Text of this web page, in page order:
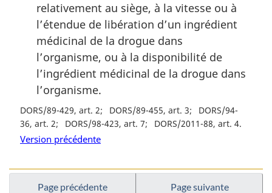
relativement au siège, à la vitesse ou à
l’étendue de libération d’un ingrédient
médicinal de la drogue dans
l’organisme, ou à la disponibilité de
l’ingrédient médicinal de la drogue dans
l’organisme.
DORS/89-429, art. 2 DORS/89-455, art. 3
DORS/94-
36, art. 2
DORS/98-423, art. 7 DORS/2011-88, art. 4
Version précédente
Page précédente Page suivante